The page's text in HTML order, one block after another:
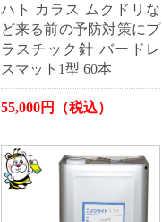
ハト カラス ムクドリな
ど来る前の予防対策にプ
ラスチック針 バードレ
スマット1型 60本
55,000円（税込）